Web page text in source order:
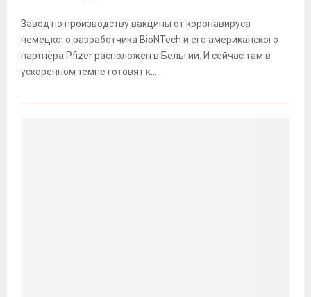
Завод по производству вакцины от коронавируса
немецкого разработчика BioNTech и его американского
партнёра Pfizer расположен в Бельгии. И сейчас там в
ускоренном темпе готовят к...